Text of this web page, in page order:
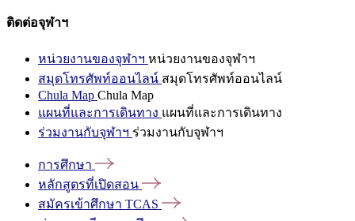
ติดต่อจุฬาฯ
หน่วยงานของจุฬาฯ หน่วยงานของจุฬาฯ
สมุดโทรศัพท์ออนไลน์ สมุดโทรศัพท์ออนไลน์
Chula Map Chula Map
แผนที่และการเดินทาง แผนที่และการเดินทาง
ร่วมงานกับจุฬาฯ ร่วมงานกับจุฬาฯ
การศึกษา
หลักสูตรที่เปิดสอน
สมัครเข้าศึกษา TCAS